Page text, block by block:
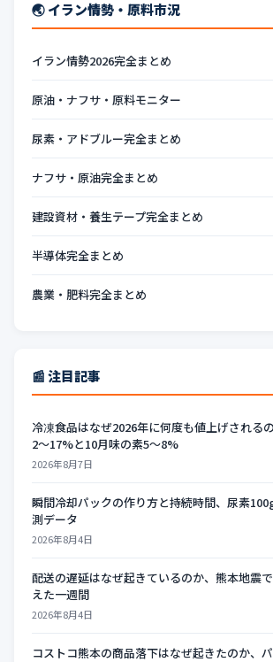
🌏 イラン情勢・原料市況
イラン情勢2026完全まとめ
原油・ナフサ・原料モニター
尿素・アドブルー完全まとめ
ナフサ・原油完全まとめ
建設資材・養生テープ完全まとめ
半導体完全まとめ
農業・肥料完全まとめ
📰 注目記事
冷凍食品はなぜ2026年に何度も値上げされる
2〜17%と10月味の素5〜8%
2026年8月7日
瞬間冷却パックの作り方と持続時間、尿素
測データ
2026年8月4日
配送の遅延はなぜ起きているのか、熊本地震
えた一週間
2026年8月4日
コストコ熊本の商品落下はなぜ起きたのか、